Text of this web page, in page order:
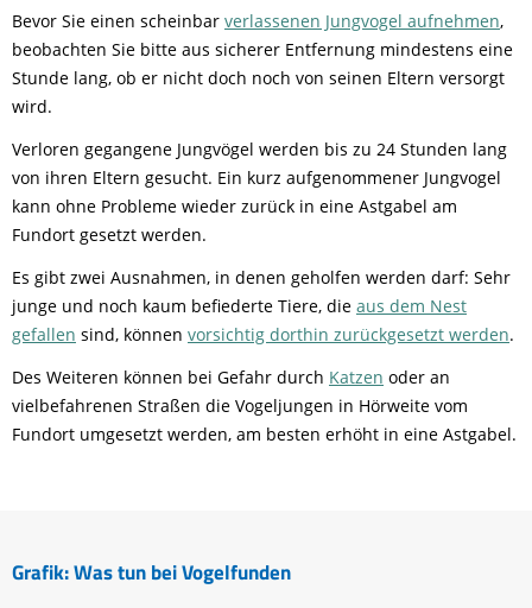
Bevor Sie einen scheinbar verlassenen Jungvogel aufnehmen,
beobachten Sie bitte aus sicherer Entfernung mindestens eine
Stunde lang, ob er nicht doch noch von seinen Eltern versorgt
wird.
Verloren gegangene Jungvögel werden bis zu 24 Stunden lang
von ihren Eltern gesucht. Ein kurz aufgenommener Jungvogel
kann ohne Probleme wieder zurück in eine Astgabel am
Fundort gesetzt werden.
Es gibt zwei Ausnahmen, in denen geholfen werden darf: Sehr
junge und noch kaum befiederte Tiere, die aus dem Nest
gefallen sind, können vorsichtig dorthin zurückgesetzt werden.
Des Weiteren können bei Gefahr durch Katzen oder an
vielbefahrenen Straßen die Vogeljungen in Hörweite vom
Fundort umgesetzt werden, am besten erhöht in eine Astgabel.
Grafik: Was tun bei Vogelfunden